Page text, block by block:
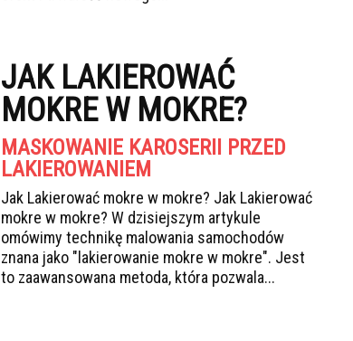
JAK LAKIEROWAĆ
MOKRE W MOKRE?
MASKOWANIE KAROSERII PRZED
LAKIEROWANIEM
Jak Lakierować mokre w mokre? Jak Lakierować
mokre w mokre? W dzisiejszym artykule
omówimy technikę malowania samochodów
znana jako "lakierowanie mokre w mokre". Jest
to zaawansowana metoda, która pozwala...